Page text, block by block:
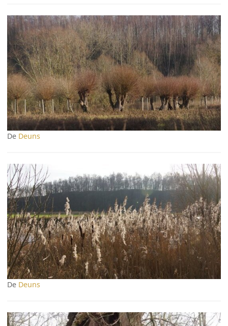
De Deuns
De Deuns